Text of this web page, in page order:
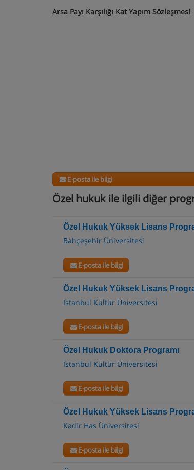
Arsa Payı Karşılığı Kat Yapım Sözleşmesi
E-posta ile bilgi
Özel hukuk ile ilgili diğer
Özel Hukuk Yüksek Lisans
Bahçeşehir Üniversitesi
E-posta ile bilgi
Özel Hukuk Yüksek Lisans
İstanbul Kültür Üniversitesi
E-posta ile bilgi
Özel Hukuk Doktora Programı
İstanbul Kültür Üniversitesi
E-posta ile bilgi
Özel Hukuk Yüksek Lisans
Kadir Has Üniversitesi
E-posta ile bilgi